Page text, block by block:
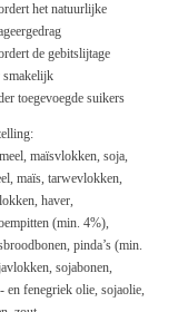
het natuurlijke
de gebitslijtage
smakelijk
toegevoegde suikers
maïsvlokken, soja,
maïs, tarwevlokken,
haver,
(min. 4%),
pinda’s (min.
sojabonen,
en fenegriek olie, sojaolie,